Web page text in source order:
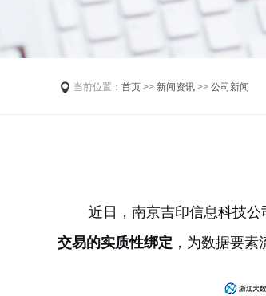
当前位置： 首页 >> 新闻资讯 >> 公司新闻
近日，南京吉印信息科技公
交易的实质性绑定 ，为数据要素